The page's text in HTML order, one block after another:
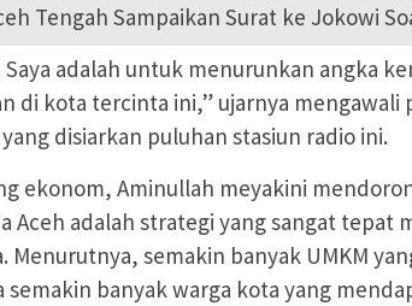
Tengah Sampaikan Surat ke Jokowi
Saya adalah untuk menurunkan angka
di kota tercinta ini,” ujarnya mengawali
disiarkan puluhan stasiun radio ini.
ekonom, Aminullah meyakini
Aceh adalah strategi yang sangat tepat
Menurutnya, semakin banyak UMKM
semakin banyak warga kota yang